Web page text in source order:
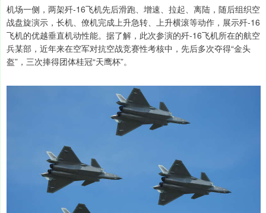
机场一侧，两架歼-16飞机先后滑跑、增速、拉起、离陆，随后组织空
战盘旋演示，长机、僚机完成上升急转、上升横滚等动作，展示歼-16
飞机的优越垂直机动性能。据了解，此次参演的歼-16飞机所在的航空
兵某部，近年来在空军对抗空战竞赛性考核中，先后多次夺得“金头
盔”，三次捧得团体桂冠“天鹰杯”。